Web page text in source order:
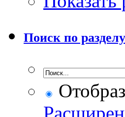
Поиск по разделу